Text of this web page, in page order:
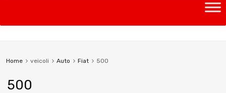
Home veicoli Auto Fiat 500
500